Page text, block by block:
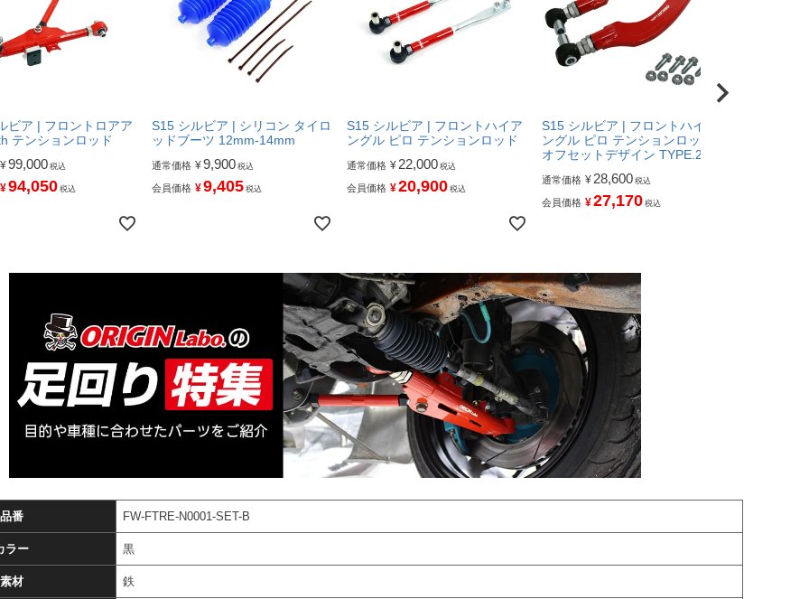
ビア | フロントロアア
テンションロッド
¥99,000 税込
¥94,050 税込
S15 シルビア | シリコン タイロ
ッドブーツ 12mm-14mm
通常価格 ¥9,900 税込
会員価格 ¥9,405 税込
S15 シルビア | フロントハイア
ングル ピロ テンションロッド
通常価格 ¥22,000 税込
会員価格 ¥20,900 税込
S15 シルビア | フロントハイア
ングル ピロ テンションロッド
オフセットデザイン TYPE.2
通常価格 ¥28,600 税込
会員価格 ¥27,170 税込
品番 FW-FTRE-N0001-SET-B
ラー 黒
素材 鉄